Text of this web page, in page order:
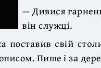
— Дивися
він служці.
поставив свій
Пише і за